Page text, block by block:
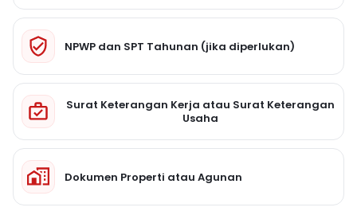
NPWP dan SPT Tahunan (jika diperlukan)
Surat Keterangan Kerja atau Surat Keterangan
Usaha
Dokumen Properti atau Agunan